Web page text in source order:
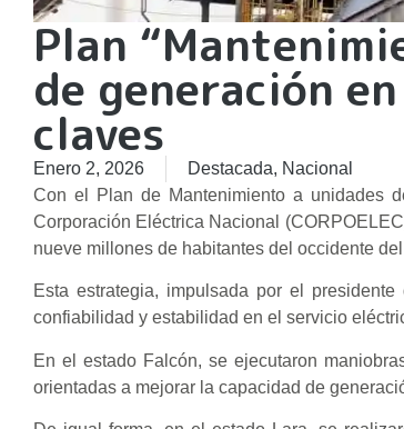
Plan
de generación
claves
Enero 2, 2026 Destacada, Nacional
Con el Plan de Mantenimiento a unidades
Corporación Eléctrica Nacional
nueve millones de habitantes del occidente
Esta estrategia, impulsada por el
confiabilidad y estabilidad en el servicio
En el estado Falcón, se ejecutaron
orientadas a mejorar la capacidad de